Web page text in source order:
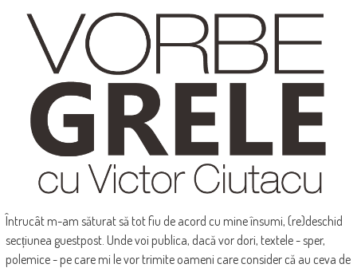
Întrucât m-am săturat să tot fiu de acord cu mine însumi, (re)deschid
secțiunea guestpost. Unde voi publica, dacă vor dori, textele - sper,
polemice - pe care mi le vor trimite oameni care consider că au ceva de